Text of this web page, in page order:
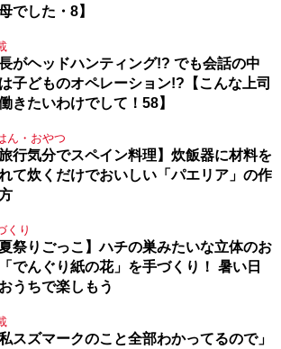
でした・8】
がヘッドハンティング!? でも会話の中
子どものオペレーション!?【こんな上司
きたいわけでして！58】
ん・おやつ
旅行気分でスペイン料理】炊飯器に材料を
て炊くだけでおいしい「パエリア」の作
くり
夏祭りごっこ】ハチの巣みたいな立体のお
でんぐり紙の花」を手づくり！ 暑い日
うちで楽しもう
私スズマークのこと全部わかってるので」